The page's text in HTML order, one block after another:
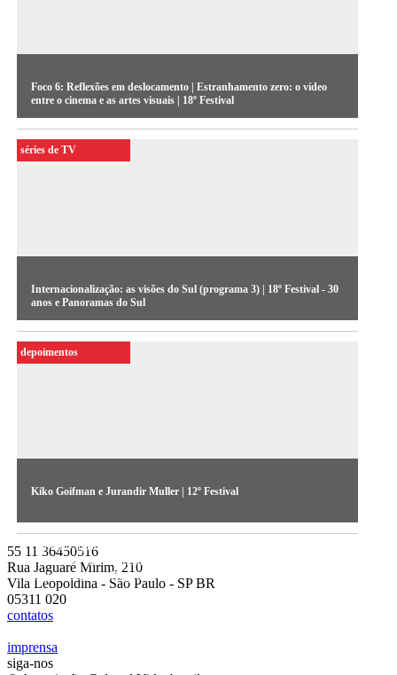
Foco 6: Reflexões em deslocamento | Estranhamento zero: o vídeo
entre o cinema e as artes visuais | 18º Festival
Internacionalização: as visões do Sul (programa 3) | 18º Festival - 30
anos e Panoramas do Sul
séries de TV
Kiko Goifman e Jurandir Muller | 12º Festival
Os diretores da Palio TV falam sobre a concepção de Urbe,
trabalho apresentado no Festival de 1998, que retrata o meio
urbano da Av. Paulista. A obra foi inspirada no livro da
arquiteta Marta Bogea
depoimentos
55 11 36450516
Rua Jaguaré Mirim, 210
Vila Leopoldina - São Paulo - SP BR
05311 020
contatos
imprensa
siga-nos